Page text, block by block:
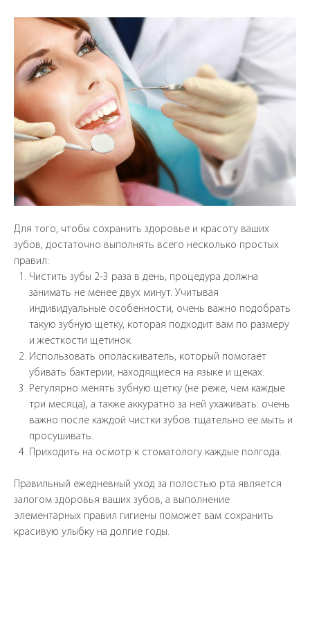
Одесса,
Для того, чтобы сохранить здоровье и красоту ваших
зубов, достаточно выполнять всего несколько простых
правил:
Чистить зубы 2-3 раза в день, процедура должна
занимать не менее двух минут. Учитывая
индивидуальные особенности, очень важно подобрать
такую зубную щетку, которая подходит вам по размеру
и жесткости щетинок.
Использовать ополаскиватель, который помогает
убивать бактерии, находящиеся на языке и щеках.
Регулярно менять зубную щетку (не реже, чем каждые
три месяца), а также аккуратно за ней ухаживать: очень
важно после каждой чистки зубов тщательно ее мыть и
просушивать.
Приходить на осмотр к стоматологу каждые полгода.
Правильный ежедневный уход за полостью рта является
залогом здоровья ваших зубов, а выполнение
элементарных правил гигиены поможет вам сохранить
красивую улыбку на долгие годы.